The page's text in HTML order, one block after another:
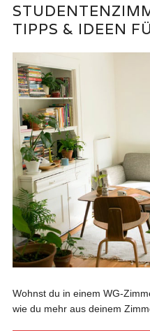
TIPPS & IDEEN
Wohnst du in einem WG-
wie du mehr aus deinem